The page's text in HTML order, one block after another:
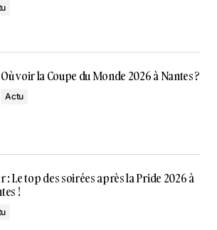
Où voir la Coupe du Monde 2026 à Nantes ?
Actu
: Le top des soirées après la Pride 2026 à
!